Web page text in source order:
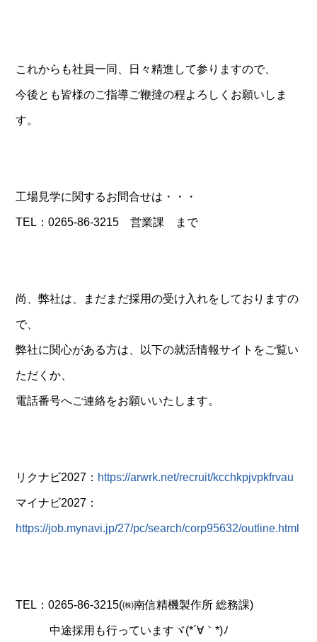
これからも社員一同、日々精進して参りますので、
今後とも皆様のご指導ご鞭撻の程よろしくお願いしま
す。
工場見学に関するお問合せは・・・
TEL：0265-86-3215 営業課 まで
尚、弊社は、まだまだ採用の受け入れをしておりますの
で、
弊社に関心がある方は、以下の就活情報サイトをご覧い
ただくか、
電話番号へご連絡をお願いいたします。
リクナビ2027： https://arwrk.net/recruit/kcchkpjvpkfrvau
マイナビ2027：
https://job.mynavi.jp/27/pc/search/corp95632/outline.html
TEL：0265-86-3215(㈱南信精機製作所 総務課)
中途採用も行っていますヾ(*´∀｀*)ﾉ